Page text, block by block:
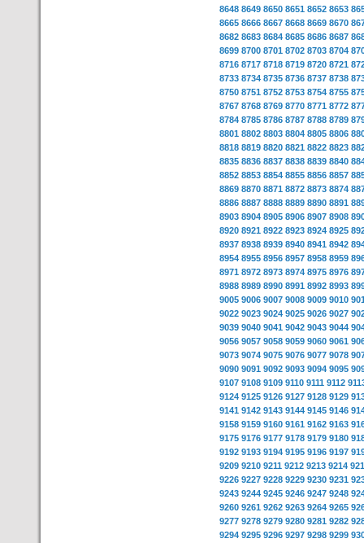
8648 8649 8650 8651 8652 8653
8665 8666 8667 8668 8669 8670
8682 8683 8684 8685 8686 8687
8699 8700 8701 8702 8703 8704
8716 8717 8718 8719 8720 8721
8733 8734 8735 8736 8737 8738
8750 8751 8752 8753 8754 8755
8767 8768 8769 8770 8771 8772
8784 8785 8786 8787 8788 8789
8801 8802 8803 8804 8805 8806
8818 8819 8820 8821 8822 8823
8835 8836 8837 8838 8839 8840
8852 8853 8854 8855 8856 8857
8869 8870 8871 8872 8873 8874
8886 8887 8888 8889 8890 8891
8903 8904 8905 8906 8907 8908
8920 8921 8922 8923 8924 8925
8937 8938 8939 8940 8941 8942
8954 8955 8956 8957 8958 8959
8971 8972 8973 8974 8975 8976
8988 8989 8990 8991 8992 8993
9005 9006 9007 9008 9009 9010
9022 9023 9024 9025 9026 9027
9039 9040 9041 9042 9043 9044
9056 9057 9058 9059 9060 9061
9073 9074 9075 9076 9077 9078
9090 9091 9092 9093 9094 9095
9107 9108 9109 9110 9111 9112
9124 9125 9126 9127 9128 9129
9141 9142 9143 9144 9145 9146
9158 9159 9160 9161 9162 9163
9175 9176 9177 9178 9179 9180
9192 9193 9194 9195 9196 9197
9209 9210 9211 9212 9213 9214
9226 9227 9228 9229 9230 9231
9243 9244 9245 9246 9247 9248
9260 9261 9262 9263 9264 9265
9277 9278 9279 9280 9281 9282
9294 9295 9296 9297 9298 9299